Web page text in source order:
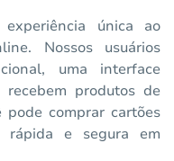
única ao
Nossos usuários
uma interface
produtos de
pode comprar cartões
rápida e segura em